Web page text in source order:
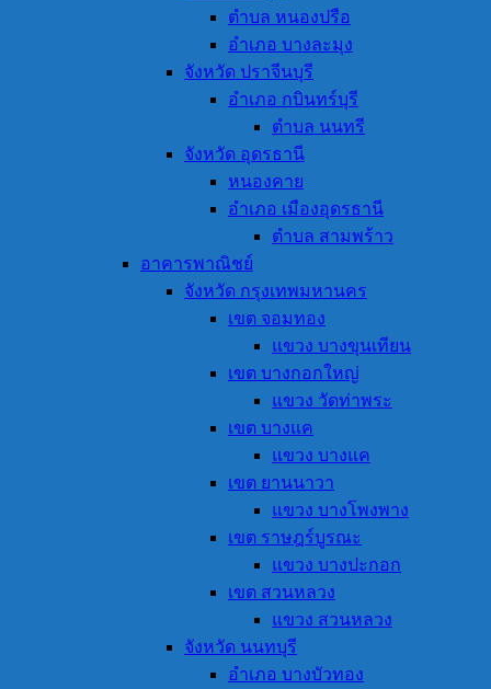
ตำบล หนองปรือ
อำเภอ บางละมุง
จังหวัด ปราจีนบุรี
อำเภอ กบินทร์บุรี
ตำบล นนทรี
จังหวัด อุดรธานี
หนองคาย
อำเภอ เมืองอุดรธานี
ตำบล สามพร้าว
อาคารพาณิชย์
จังหวัด กรุงเทพมหานคร
เขต จอมทอง
แขวง บางขุนเทียน
เขต บางกอกใหญ่
แขวง วัดท่าพระ
เขต บางแค
แขวง บางแค
เขต ยานนาวา
แขวง บางโพงพาง
เขต ราษฎร์บูรณะ
แขวง บางปะกอก
เขต สวนหลวง
แขวง สวนหลวง
จังหวัด นนทบุรี
อำเภอ บางบัวทอง